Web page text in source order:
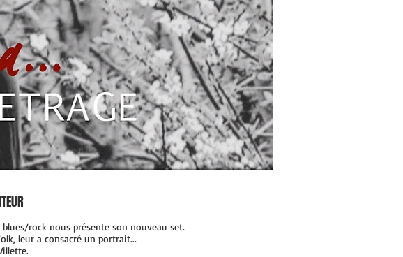
blues/rock nous présente son nouveau set.
leur a consacré un portrait...